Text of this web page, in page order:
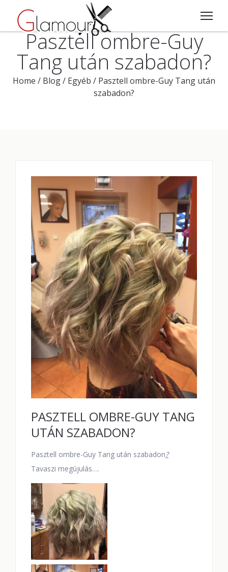
Pasztell ombre-Guy
Tang után szabadon?
Home / Blog/ Egyéb / Pasztell ombre-Guy Tang után
szabadon?
PASZTELL OMBRE-GUY TANG
UTÁN SZABADON?
Pasztell ombre-Guy Tang után szabadon?
Tavaszi megújulás….